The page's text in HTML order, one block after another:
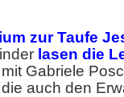
zur Taufe
lasen die
Gabriele
auch den